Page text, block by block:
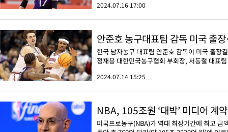
2024.07.16 17:00
안준호 농구대표팀 감독 미국 출
한국 남자농구 대표팀 안준호 감독이 미국 출장
정재용 대한민국농구협회 부회장, 서동철 대표
2024.07.14 15:25
NBA, 105조원 ‘대박’ 미디어 계
미국프로농구(NBA)가 역대 최장기간에 최고